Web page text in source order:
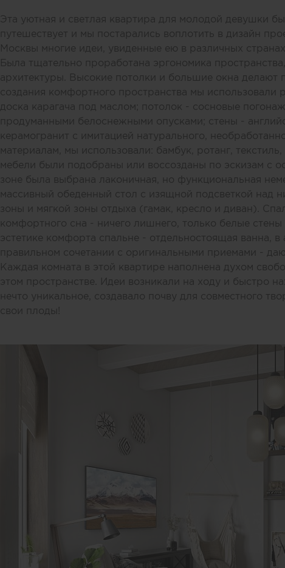
Эта уютная и светлая квартира для молодой девушки
путешествует и мы постарались воплотить в дизайн
Москвы многие идеи, увиденные ею в различных странах.
Была тщательно проработана эргономика
архитектуры. Высокие потолки и большие окна делают
создания комфортного пространства мы
доска карагача под маслом; потолок - сосновые
продуманными белоснежными опусками; стены -
керамогранит с имитацией натурального,
материалам, мы использовали: бамбук, ротанг,
мебели были подобраны или воссозданы по эскизам с
зоне была выбрана лаконичная, но функциональная
массивный обеденный стол с изящной подсветкой над
зоны и мягкой зоны отдыха (гамак, кресло и диван).
комфортного сна - ничего лишнего, только белые
эстетике комфорта спальне - отдельностоящая ванна,
правильном сочетании с оригинальными приемами -
Каждая комната в этой квартире наполнена духом
этом пространстве. Идеи возникали на ходу и быстро
нечто уникальное, создавало почву для совместного
свои плоды!